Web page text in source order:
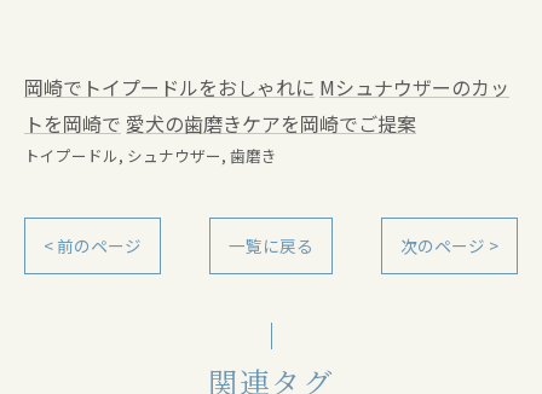
岡崎でトイプードルをおしゃれに Mシュナウザーのカッ
トを岡崎で 愛犬の歯磨きケアを岡崎でご提案
トイプードル シュナウザー 歯磨き
< 前のページ 一覧に戻る 次のページ >
関連タグ